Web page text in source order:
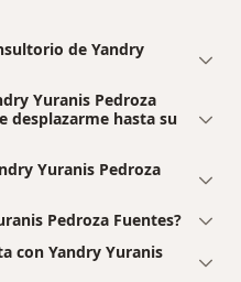
de Yandry
Yuranis Pedroza
desplazarme hasta su
Yuranis Pedroza
Pedroza Fuentes?
con Yandry Yuranis